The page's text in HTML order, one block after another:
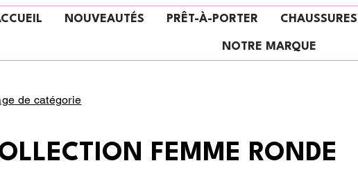
NOUVEAUTÉS PRÊT-À-PORTER CHAUSSURES
NOTRE MARQUE
de catégorie
FEMME RONDE